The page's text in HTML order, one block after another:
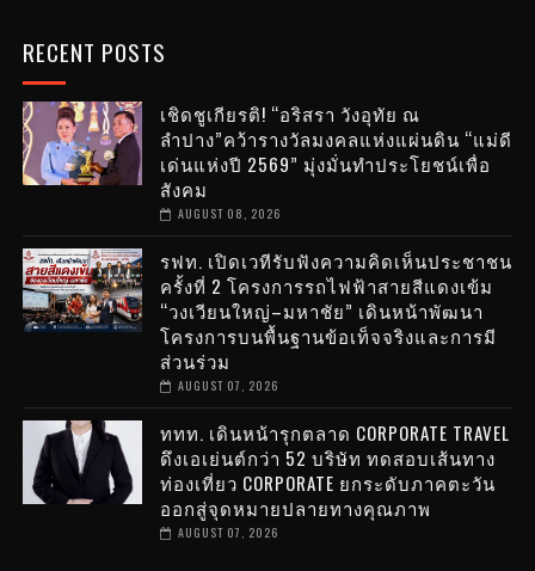
RECENT POSTS
เชิดชูเกียรติ! “อริสรา วังอุทัย ณ
ลำปาง”คว้ารางวัลมงคลแห่งแผ่นดิน “แม่ดี
เด่นแห่งปี 2569” มุ่งมั่นทำประโยชน์เพื่อ
สังคม
AUGUST 08, 2026
รฟท. เปิดเวทีรับฟังความคิดเห็นประชาชน
ครั้งที่ 2 โครงการรถไฟฟ้าสายสีแดงเข้ม
“วงเวียนใหญ่–มหาชัย” เดินหน้าพัฒนา
โครงการบนพื้นฐานข้อเท็จจริงและการมี
ส่วนร่วม
AUGUST 07, 2026
ททท. เดินหน้ารุกตลาด CORPORATE TRAVEL
ดึงเอเย่นต์กว่า 52 บริษัท ทดสอบเส้นทาง
ท่องเที่ยว CORPORATE ยกระดับภาคตะวัน
ออกสู่จุดหมายปลายทางคุณภาพ
AUGUST 07, 2026